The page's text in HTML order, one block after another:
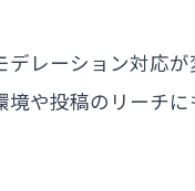
デレーション対応が
境や投稿のリーチ